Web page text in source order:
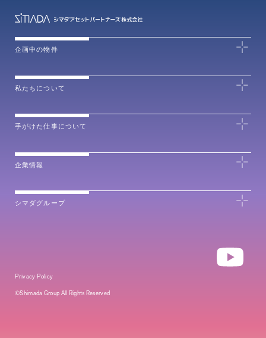
企画中の物件
私たちについて
手がけた仕事について
企業情報
シマダグループ
Privacy Policy
©Shimada Group All Rights Reserved